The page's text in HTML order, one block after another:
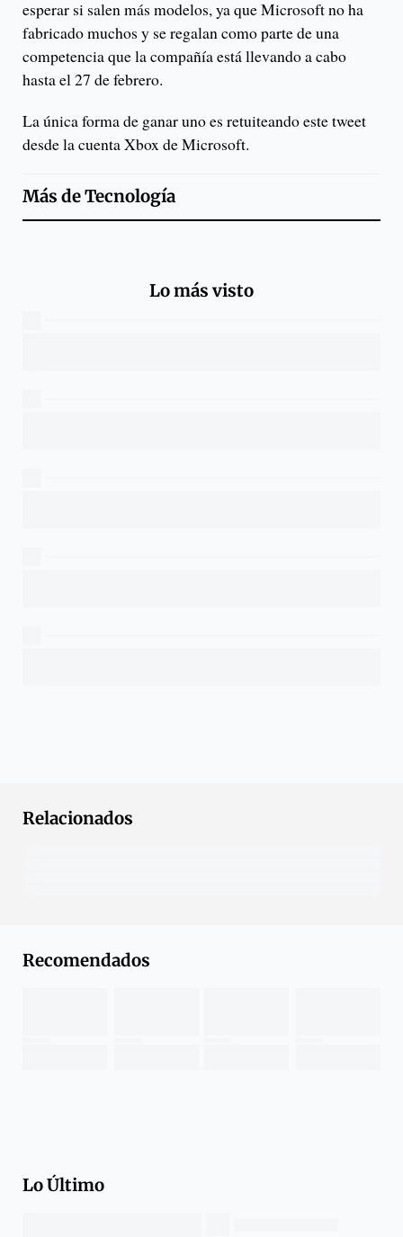
esperar si salen más modelos, ya que Microsoft no ha
fabricado muchos y se regalan como parte de una
competencia que la compañía está llevando a cabo
hasta el 27 de febrero.
La única forma de ganar uno es retuiteando este tweet
desde la cuenta Xbox de Microsoft.
Más deTecnología
Lo más visto
Relacionados
Recomendados
Lo Último